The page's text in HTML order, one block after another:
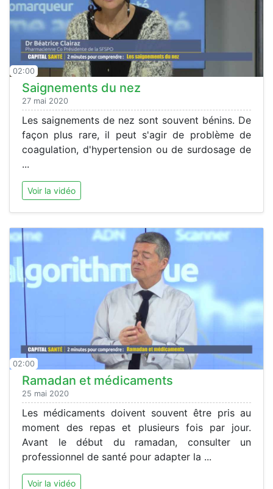
02:00
Saignements du nez
27 mai 2020
Les saignements de nez sont souvent bénins. De
façon plus rare, il peut s'agir de problème de
coagulation, d'hypertension ou de surdosage de
...
Voir la vidéo
02:00
Ramadan et médicaments
25 mai 2020
Les médicaments doivent souvent être pris au
moment des repas et plusieurs fois par jour.
Avant le début du ramadan, consulter un
professionnel de santé pour adapter la ...
Voir la vidéo